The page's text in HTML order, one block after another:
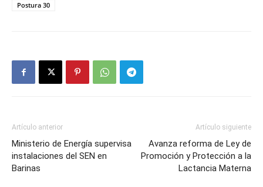
Postura 30
Artículo anterior
Ministerio de Energía supervisa
instalaciones del SEN en
Barinas
Artículo siguiente
Avanza reforma de Ley de
Promoción y Protección a la
Lactancia Materna